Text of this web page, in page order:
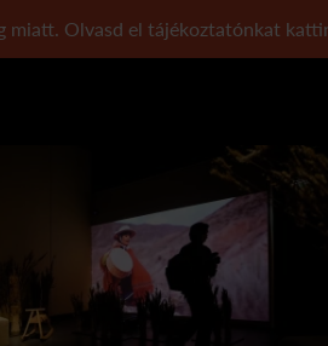
el tájékoztatónkat kattintás